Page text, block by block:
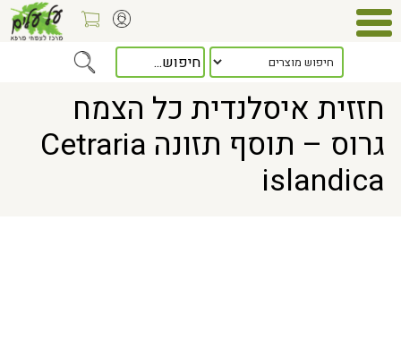
> חזזית איסלנדית כל הצמח גרוס – תוסף תזונה Cetraria islandica
חזזית איסלנדית כל הצמח
גרוס – תוסף תזונה Cetraria
islandica